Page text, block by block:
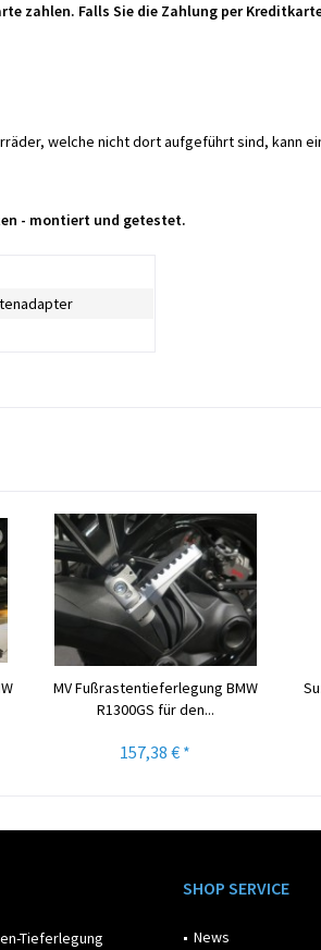
zahlen. Falls Sie die Zahlung per
welche nicht dort aufgeführt sind, kann
- montiert und getestet.
MV Fußrastentieferlegung BMW
R1300GS für den...
157,38 € *
Tieferlegung
SHOP SERVICE
News